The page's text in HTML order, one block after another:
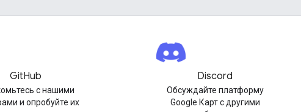
GitHub
с нашими
и опробуйте их
Discord
Обсуждайте платформу
Google Карт с другими